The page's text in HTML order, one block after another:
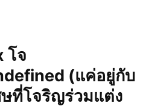
โจ
(แค่อยู่กับ
ษที่โจริญร่วมแต่ง